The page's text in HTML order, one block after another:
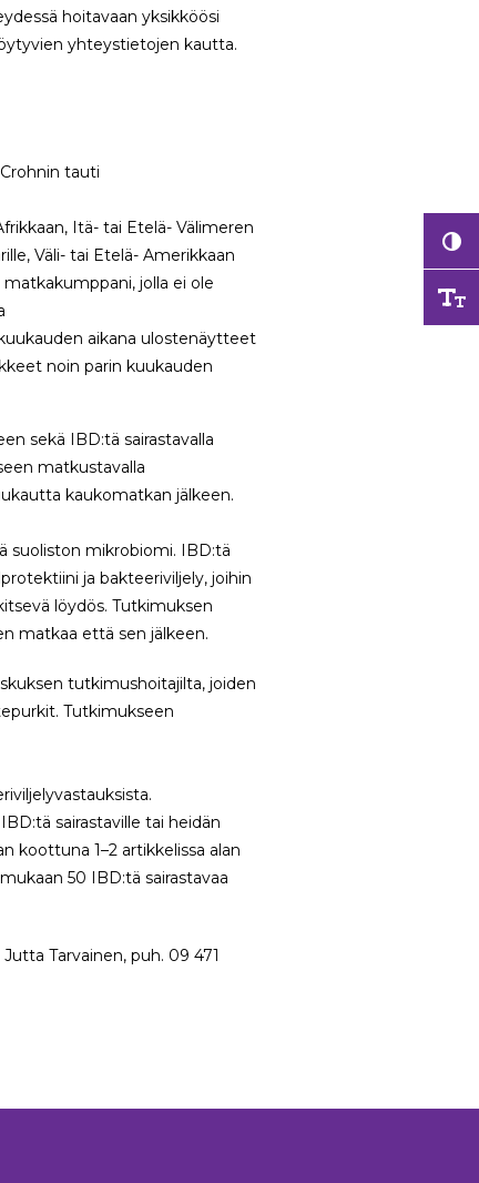
hoitavaan yksikköösi
yhteystietojen kautta.
tauti
Itä- tai Etelä- Välimeren
Väli- tai Etelä- Amerikkaan
jolla ei ole
aikana ulostenäytteet
noin parin kuukauden
sekä IBD:tä sairastavalla
matkustavalla
kaukomatkan jälkeen.
suoliston mikrobiomi. IBD:tä
ja bakteeriviljely, joihin
löydös. Tutkimuksen
matkaa että sen jälkeen.
tutkimushoitajilta, joiden
Tutkimukseen
sairastaville tai heidän
koottuna 1–2 artikkelissa alan
50 IBD:tä sairastavaa
Tarvainen, puh. 09 471